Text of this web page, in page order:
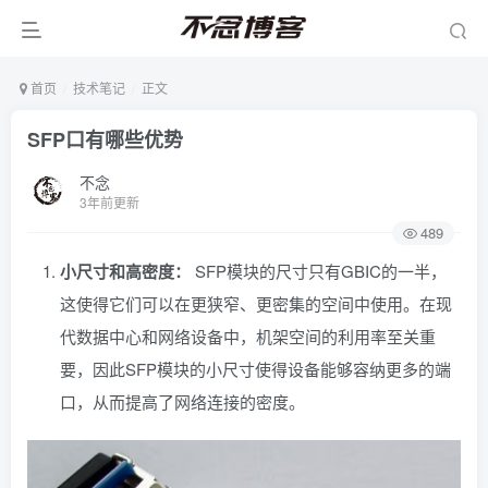
首页 技术笔记 正文
SFP口有哪些优势
不念
3年前更新
489
小尺寸和高密度：
SFP模块的尺寸只有GBIC的一半，
这使得它们可以在更狭窄、更密集的空间中使用。在现
代数据中心和网络设备中，机架空间的利用率至关重
要，因此SFP模块的小尺寸使得设备能够容纳更多的端
口，从而提高了网络连接的密度。